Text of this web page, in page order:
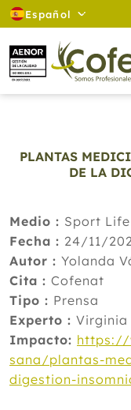
Español
PLANTAS
DE LA
Medio : Sport Life
Fecha : 24/11/
Autor : Yolanda
Cita : Cofenat
Tipo : Prensa
Experto : Virginia
Impacto: https://
sana/plantas-
digestion-